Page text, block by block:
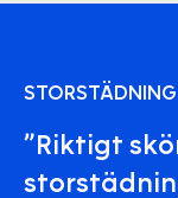
STORSTÄDNING
”Riktigt